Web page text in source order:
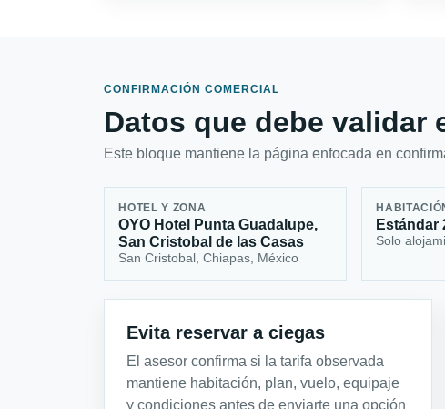
CONFIRMACIÓN COMERCIAL
Datos que debe validar
Este bloque mantiene la página enfocada en
HOTEL Y ZONA
OYO Hotel Punta Guadalupe,
San Cristobal de las Casas
San Cristobal, Chiapas, México
Estándar
Solo
Evita reservar a ciegas
El asesor confirma si la tarifa observada
mantiene habitación, plan, vuelo, equipaje
y condiciones antes de enviarte una opción